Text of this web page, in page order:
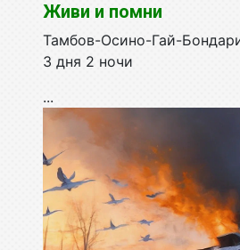
Живи и помни
Тамбов-Осино-Гай-
3 дня 2 ночи
...